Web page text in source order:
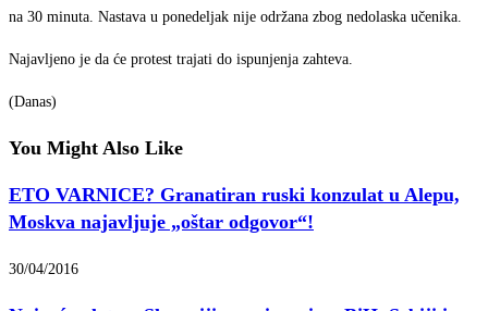
na 30 minuta. Nastava u ponedeljak nije održana zbog nedolaska učenika.
Najavljeno je da će protest trajati do ispunjenja zahteva.
(Danas)
You Might Also Like
ETO VARNICE? Granatiran ruski konzulat u Alepu,
Moskva najavljuje „oštar odgovor“!
30/04/2016